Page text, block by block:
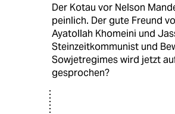
Der Kotau vor Nelson
peinlich. Der gute Freund
Ayatollah Khomeini und
Steinzeitkommunist und
Sowjetregimes wird jetzt
gesprochen?